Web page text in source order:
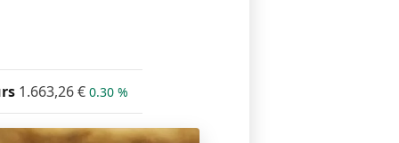
1.663,26€ 0.30 %